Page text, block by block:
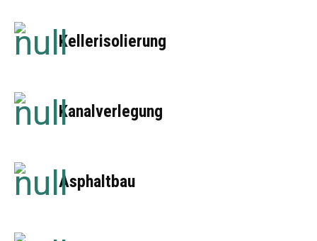
Kellerisolierung
Kanalverlegung
Asphaltbau